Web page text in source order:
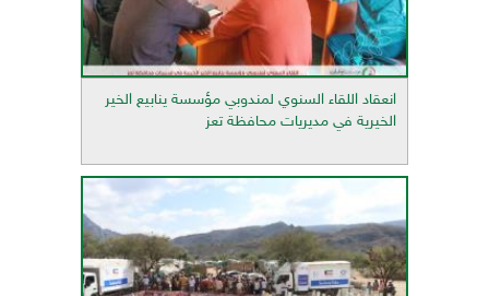
انعقاد اللقاء السنوي لمندوبي مؤسسة ينابيع الخير
الخيرية في مديريات محافظة تعز